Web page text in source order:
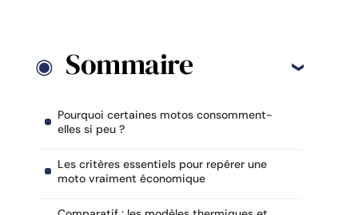
Sommaire
Pourquoi certaines motos consomment-
elles si peu ?
Les critères essentiels pour repérer une
moto vraiment économique